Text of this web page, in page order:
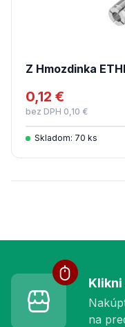
Z Hmozdinka
0,12 €
bez DPH 0,10 €
Skladom: 70 ks
Služby pre vás
na